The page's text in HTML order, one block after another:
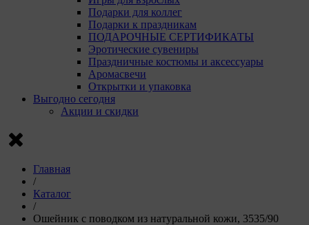
Подарки для коллег
Подарки к праздникам
ПОДАРОЧНЫЕ СЕРТИФИКАТЫ
Эротические сувениры
Праздничные костюмы и аксессуары
Аромасвечи
Открытки и упаковка
Выгодно сегодня
Акции и скидки
Главная
/
Каталог
/
Ошейник с поводком из натуральной кожи, 3535/90